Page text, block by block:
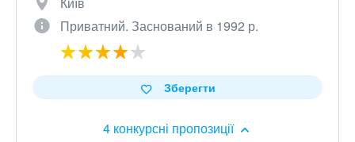
Приватний. Заснований в 1992 р.
4 конкурсні пропозиції
Зберегти